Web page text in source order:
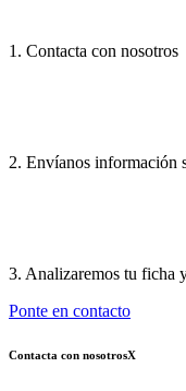
1. Contacta con nosotros
2. Envíanos información
3. Analizaremos tu ficha
Ponte en contacto
Contacta con nosotrosX